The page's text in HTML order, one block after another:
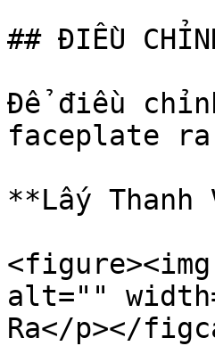
## ĐIỀU
Để điều
faceplate ra
**Lấy Thanh
<figure><img
alt=""
Ra</p></